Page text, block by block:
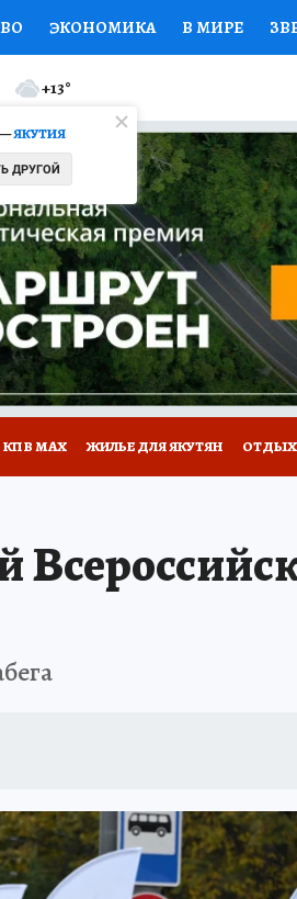
ЭКОНОМИКА В МИРЕ
НАЦИОНАЛЬНЫЕ
Я ЗНАЮ СЕМЬЯ
СЕРИАЛЫ СПЕЦПРОЕКТЫ
КОНКУРСЫ РАБОТА У НАС
—ЯКУТИЯ
ДРУГОЙ
+13°
КП В МАХ ЖИЛЬЕ ДЛЯ ЯКУТЯН ОТДЫХ